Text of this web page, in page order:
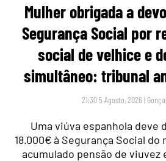
Mulher obrigada a
Segurança Social por
social de velhice e
simultâneo: tribunal
21:30 5 Agosto, 2026 |
Uma viúva espanhola deve
18.000€ à Segurança Social
acumulado pensão de viuvez